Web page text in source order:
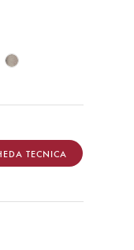
TECNICA